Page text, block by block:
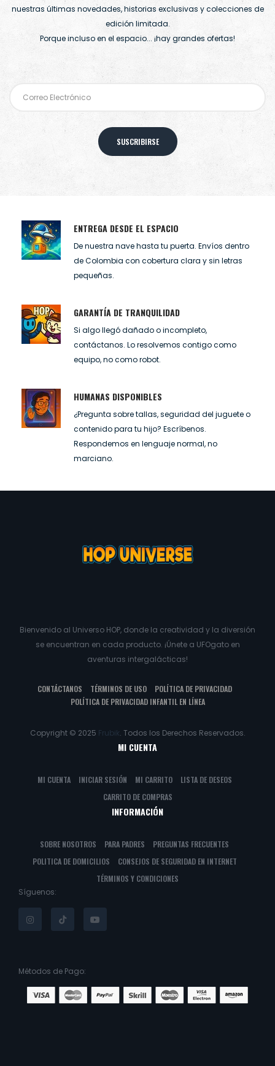
nuestras últimas novedades, historias exclusivas y colecciones de
edición limitada.
Porque incluso en el espacio... ¡hay grandes ofertas!
SUSCRIBIRSE
ENTREGA DESDE EL ESPACIO
De nuestra nave hasta tu puerta. Envíos dentro
de Colombia con cobertura clara y sin letras
pequeñas.
GARANTÍA DE TRANQUILIDAD
Si algo llegó dañado o incompleto,
contáctanos. Lo resolvemos contigo como
equipo, no como robot.
HUMANAS DISPONIBLES
¿Pregunta sobre tallas, seguridad del juguete o
contenido para tu hijo? Escríbenos.
Respondemos en lenguaje normal, no
marciano.
Bienvenido al Universo HOP, donde la creatividad y la diversión
se encuentran en cada producto. ¡Únete a UFOgato en
aventuras intergalácticas!
CONTÁCTANOS TÉRMINOS DE USO
POLÍTICA DE PRIVACIDAD
POLÍTICA DE PRIVACIDAD INFANTIL EN LÍNEA
Copyright © 2025 Frubik. Todos los Derechos Reservados.
MI CUENTA
MI CUENTA INICIAR SESIÓN MI CARRITO
LISTA DE DESEOS
CARRITO DE COMPRAS
INFORMACIÓN
SOBRE NOSOTROS PARA PADRES
PREGUNTAS FRECUENTES
POLITICA DE DOMICILIOS
CONSEJOS DE SEGURIDAD EN INTERNET
TÉRMINOS Y CONDICIONES
Síguenos:
Métodos de Pago: